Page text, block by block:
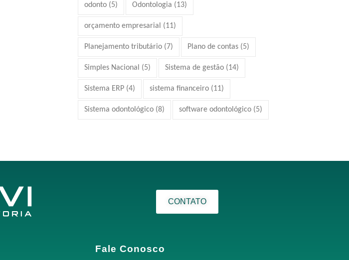
odonto (5) Odontologia (13)
orçamento empresarial (11)
Planejamento tributário (7) Plano de contas (5)
Simples Nacional (5) Sistema de gestão (14)
Sistema ERP (4) sistema financeiro (11)
Sistema odontológico (8) software odontológico (5)
CONTATO
Fale Conosco